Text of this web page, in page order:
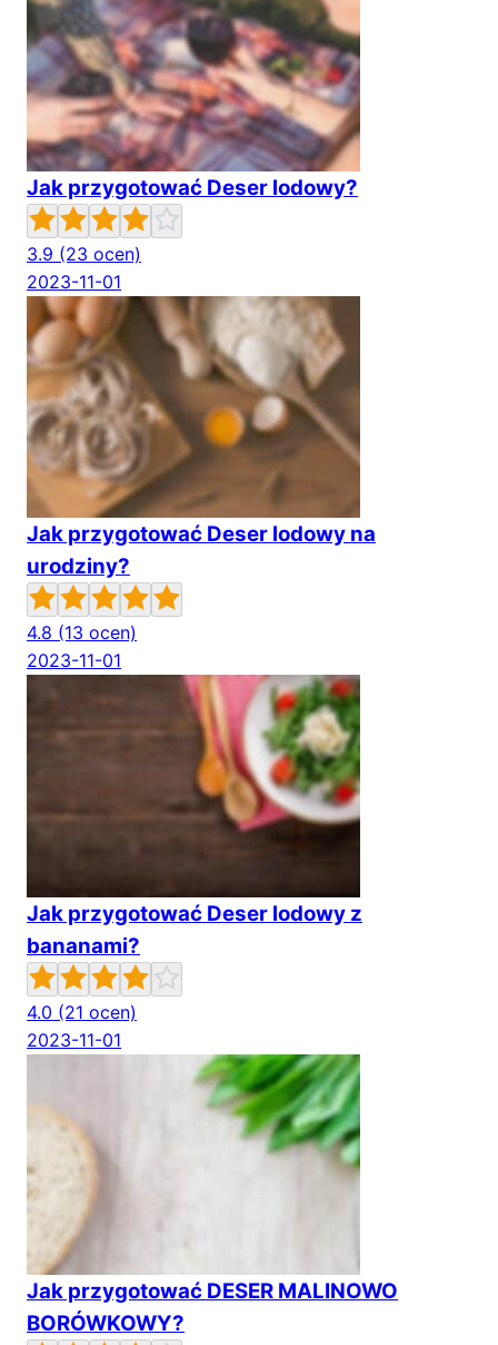
Jak przygotować Deser lodowy?
3.9 (23 ocen)
2023-11-01
Jak przygotować Deser lodowy na
urodziny?
4.8 (13 ocen)
2023-11-01
Jak przygotować Deser lodowy z
bananami?
4.0 (21 ocen)
2023-11-01
Jak przygotować DESER MALINOWO
BORÓWKOWY?